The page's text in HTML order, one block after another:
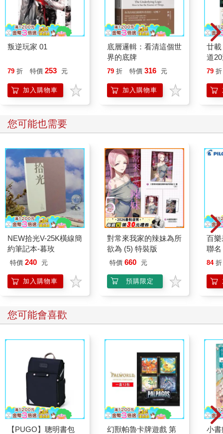
叛逆玩家 01
79 折 特價 253 元
加入購物車
底層邏輯：看清這個世
界的底牌
79 折 特價 316 元
加入購物車
廿
道
79 折
您可能也需要
NEW拾光V-25K橫線簡
約筆記本-暮玫
特價 240 元
加入購物車
對常來我家的辣妹為所
欲為 (5) 特裝版
特價 660 元
預購限定
百
聯
84 折
您可能會喜歡
【PUGO】聰明書包
幻獸帕魯卡牌遊戲 第
小